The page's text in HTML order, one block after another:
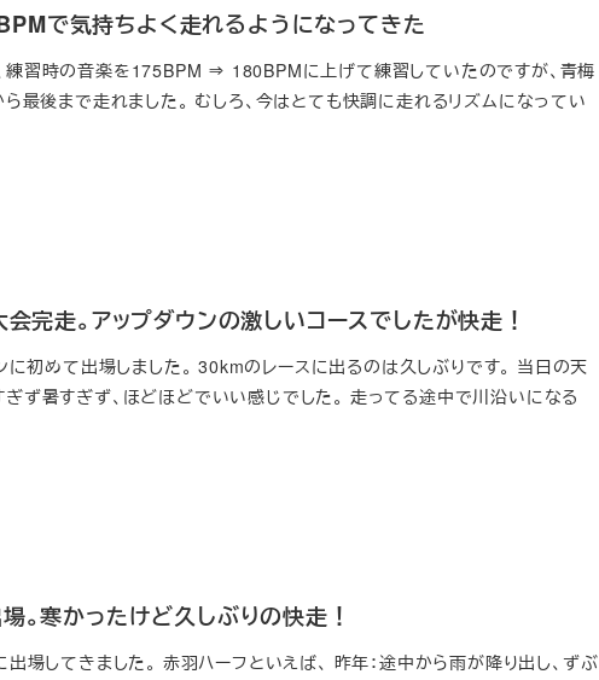
で気持ちよく走れるようになってきた
練習時の音楽を175BPM ⇒ 180BPMに上げて練習していたのですが、青梅
最後まで走れました。 むしろ、今はとても快調に走れるリズムになってい
完走。アップダウンの激しいコースでしたが快走！
初めて出場しました。 30kmのレースに出るのは久しぶりです。 当日の天
ず暑すぎず、ほどほどでいい感じでした。 走ってる途中で川沿いになる
。寒かったけど久しぶりの快走！
場してきました。 赤羽ハーフといえば、 昨年：途中から雨が降り出し、ずぶ